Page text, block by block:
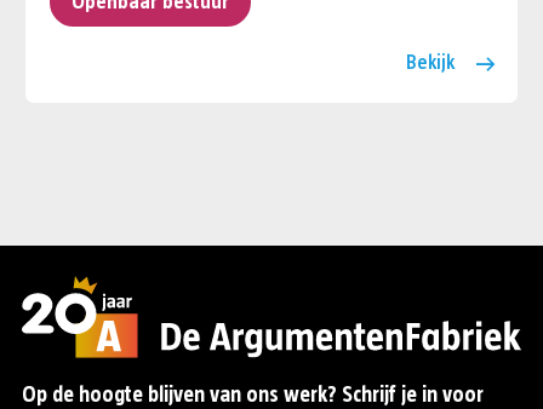
Bekijk
Op de hoogte blijven van ons werk? Schrijf je in voor